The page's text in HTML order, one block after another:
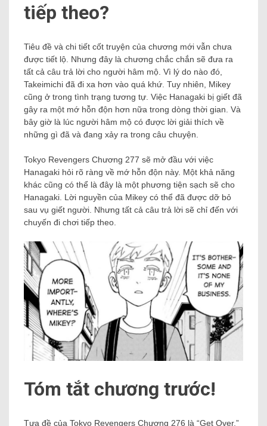
tiếp theo?
Tiêu đề và chi tiết cốt truyện của chương mới vẫn chưa
được tiết lộ. Nhưng đây là chương chắc chắn sẽ đưa ra
tất cả câu trả lời cho người hâm mộ. Vì lý do nào đó,
Takeimichi đã đi xa hơn vào quá khứ. Tuy nhiên, Mikey
cũng ở trong tình trạng tương tự. Việc Hanagaki bị giết đã
gây ra một mớ hỗn độn hơn nữa trong dòng thời gian. Và
bây giờ là lúc người hâm mộ có được lời giải thích về
những gì đã và đang xảy ra trong câu chuyện.
Tokyo Revengers Chương 277 sẽ mở đầu với việc
Hanagaki hỏi rõ ràng về mớ hỗn độn này. Một khả năng
khác cũng có thể là đây là một phương tiện sạch sẽ cho
Hanagaki. Lời nguyền của Mikey có thể đã được dỡ bỏ
sau vụ giết người. Nhưng tất cả câu trả lời sẽ chỉ đến với
chuyến đi chơi tiếp theo.
Tóm tắt chương trước!
Tựa đề của Tokyo Revengers Chương 276 là “Get Over.”